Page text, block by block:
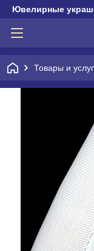
Ювелирные
Товары и